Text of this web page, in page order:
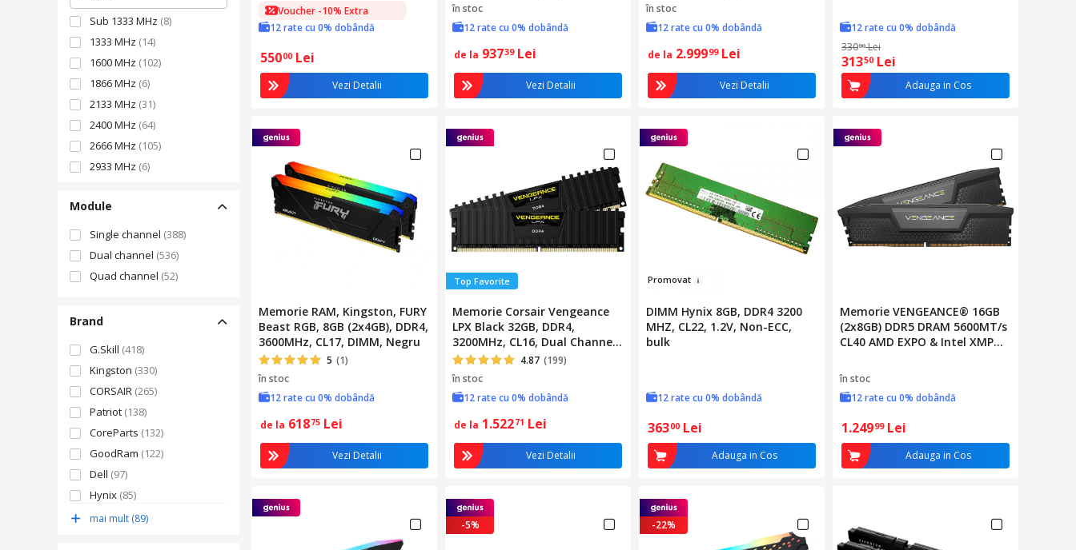
Sub 1333 MHz (8)
1333 MHz (14)
1600 MHz (102)
1866 MHz (6)
2133 MHz (31)
2400 MHz (64)
2666 MHz (105)
2933 MHz (6)
3200 MHz
3333 MHz
3600 MHz
(81)
4133 MHz
5200 MHz(65)
5600 MHz(143)
6000 MHz(243)
6200 MHz(3)
6400 MHz (77)
6600 MHz (4)
6800 MHz
7000 MHz
7200 MHz(9)
Module
Single channel (388)
Dual channel (536)
Quad channel (52)
Brand
G.Skill (418)
Kingston (330)
CORSAIR (265)
Patriot (138)
CoreParts (132)
GoodRam (122)
Dell (97)
Hynix (85)
Silicon Power
mai mult (89)
Voucher -10% Extra
12 rate cu 0% dobândă
55000 Lei
Vezi Detalii
în stoc
12 rate cu 0% dobândă
de la 93739 Lei
Vezi Detalii
în stoc
12 rate cu 0% dobândă
de la 2.99999 Lei
Vezi Detalii
12 rate cu 0% dobândă
33000 Lei
31350 Lei
Adauga in Cos
Memorie RAM, Kingston, FURY
Beast RGB, 8GB (2x4GB), DDR4,
3600MHz, CL17, DIMM, Negru
5 (1)
în stoc
12 rate cu 0% dobândă
de la 61875 Lei
Vezi Detalii
Top Favorite
Memorie Corsair Vengeance
LPX Black 32GB, DDR4,
3200MHz, CL16, Dual Channel
Kit
4.87 (199)
în stoc
12 rate cu 0% dobândă
de la 1.52271 Lei
Vezi Detalii
Promovat
DIMM Hynix 8GB, DDR4 3200
MHZ, CL22, 1.2V, Non-ECC,
bulk
12 rate cu 0% dobândă
36300 Lei
Adauga in Cos
Memorie VENGEANCE® 16GB
(2x8GB) DDR5 DRAM 5600MT/s
CL40 AMD EXPO & Intel XMP
în stoc
12 rate cu 0% dobândă
1.24999 Lei
Adauga in Cos
-5% -22%